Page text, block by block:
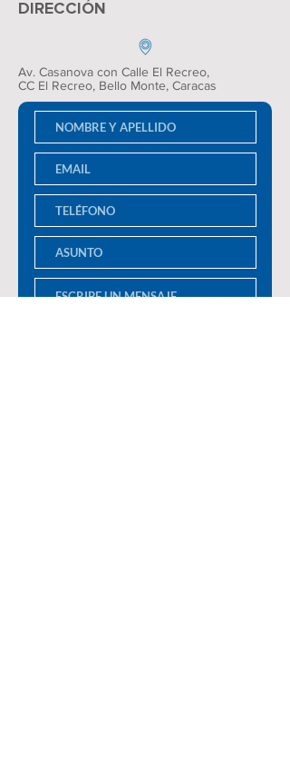
DIRECCIÓN
Av. Casanova con Calle El Recreo,
CC El Recreo, Bello Monte, Caracas